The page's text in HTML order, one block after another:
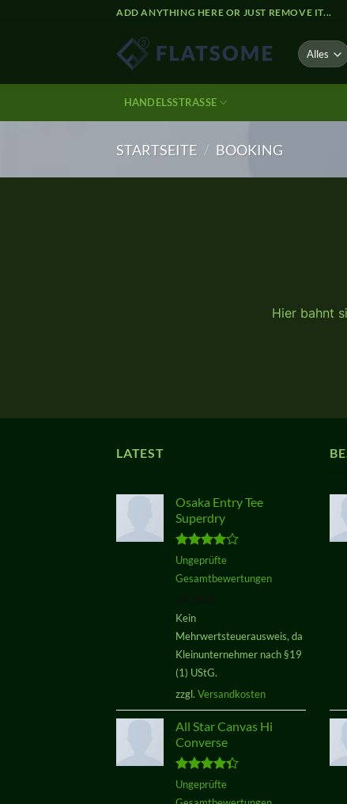
ADD ANYTHING HERE OR JUST REMOVE IT...
HANDELSSTRASSE
STARTSEITE / BOOKING
Hier bahnt
LATEST
Osaka Entry Tee
Superdry
Bewertet
von 5
Ungeprüfte
Gesamtbewertungen
Kein
Mehrwertsteuerausweis, da
Kleinunternehmer nach §19
(1) UStG.
zzgl. Versandkosten
All Star Canvas Hi
Converse
Bewertet
Ungeprüfte